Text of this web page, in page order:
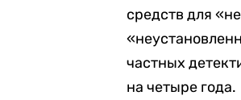
средств для
частных
на четыре года.